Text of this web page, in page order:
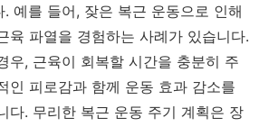
. 예를 들어, 잦은 복근 운동으로 인해
육 파열을 경험하는 사례가 있습니다.
우, 근육이 회복할 시간을 충분히 주
인 피로감과 함께 운동 효과 감소를
다. 무리한 복근 운동 주기 계획은 장